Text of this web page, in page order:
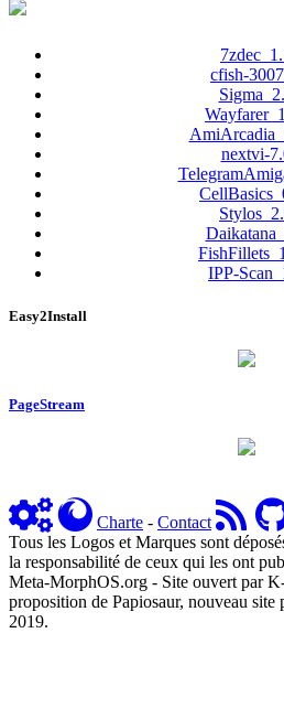
cfish-
nextvi-
IPP-
Easy2Install
PageStream
Charte - Contact
Tous les Logos et Marques sont
la responsabilité de ceux qui les ont
Meta-MorphOS.org - Site ouvert par
proposition de Papiosaur, nouveau
2019.